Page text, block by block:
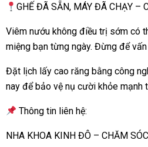
GHẾ ĐÃ SẴN, MÁY ĐÃ CHẠY –
Viêm nướu không điều trị sớm có
miệng bạn từng ngày. Đừng để
Đặt lịch lấy cao răng bằng công
nay để bảo vệ nụ cười khỏe mạnh
Thông tin liên hệ:
NHA KHOA KINH ĐÔ – CHĂM